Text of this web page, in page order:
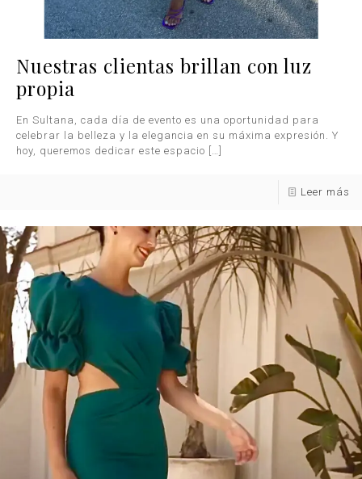
Nuestras clientas brillan con luz
propia
En Sultana, cada día de evento es una oportunidad para
celebrar la belleza y la elegancia en su máxima expresión. Y
hoy, queremos dedicar este espacio […]
Leer más